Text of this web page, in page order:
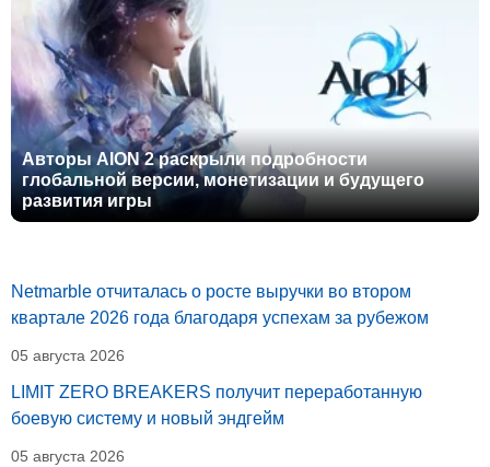
Авторы AION 2 раскрыли подробности
глобальной версии, монетизации и будущего
развития игры
Netmarble отчиталась о росте выручки во втором
квартале 2026 года благодаря успехам за рубежом
05 августа 2026
LIMIT ZERO BREAKERS получит переработанную
боевую систему и новый эндгейм
05 августа 2026